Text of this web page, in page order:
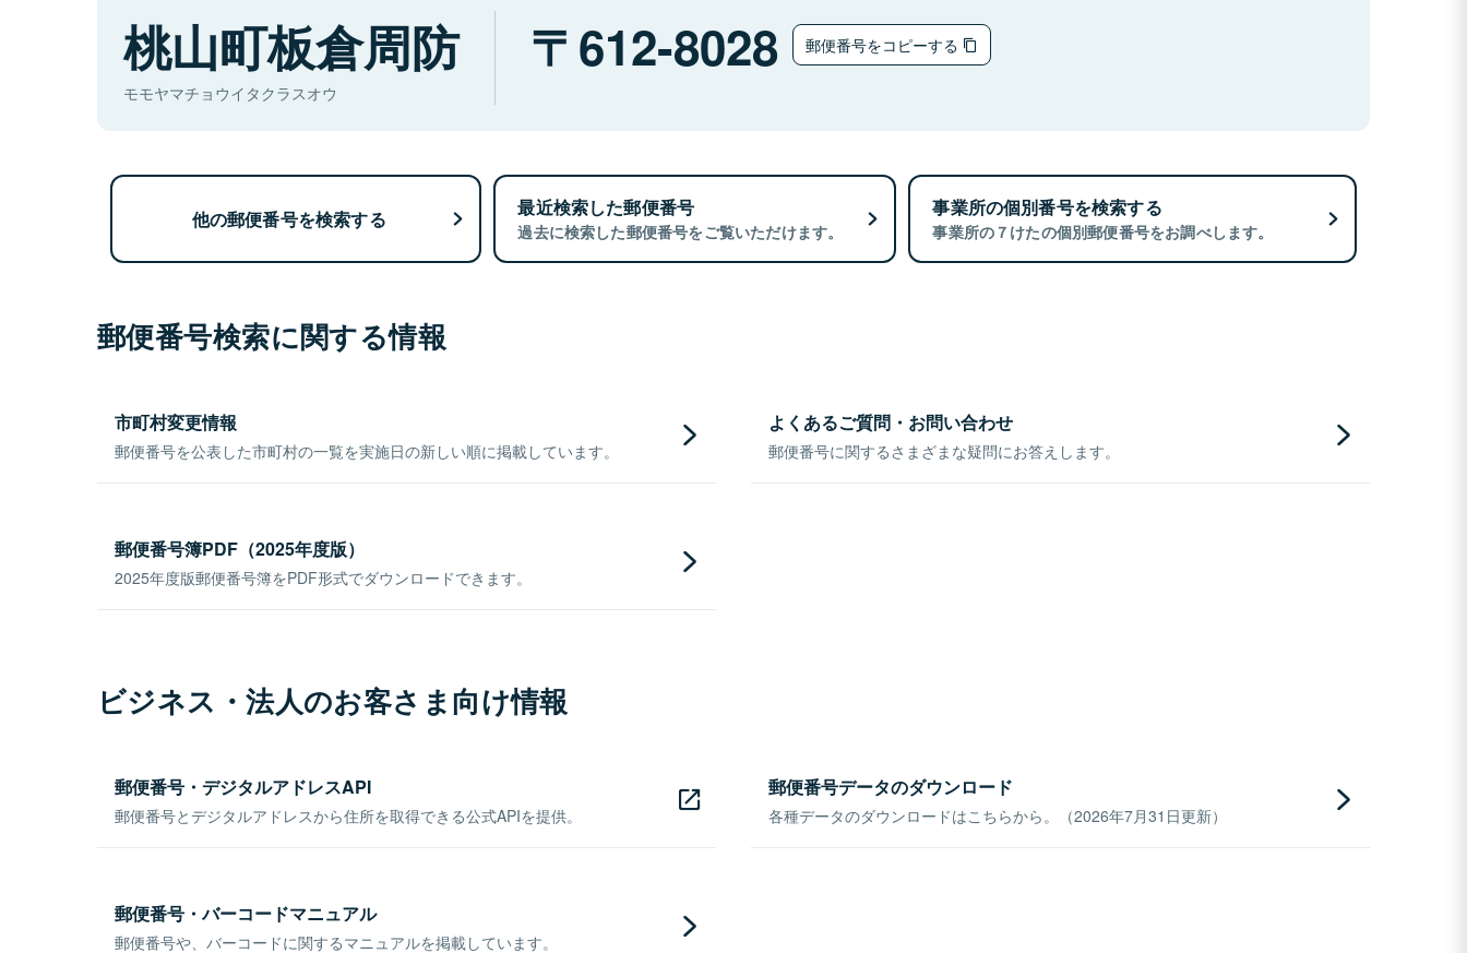
桃山町板倉周防
モモヤマチョウイタクラスオウ
612-8028 郵便番号をコピーする
他の郵便番号を検索する 最近検索した郵便番号
過去に検索した郵便番号をご覧いただけます。
事業所の個別番号を検索する
事業所の７けたの個別郵便番号をお調べします。
郵便番号検索に関する情報
市町村変更情報
郵便番号を公表した市町村の一覧を実施日の新しい順に掲載しています。
よくあるご質問・お問い合わせ
郵便番号に関するさまざまな疑問にお答えします。
郵便番号簿PDF（2025年度版）
2025年度版郵便番号簿をPDF形式でダウンロードできます。
ビジネス・法人のお客さま向け情報
郵便番号・デジタルアドレスAPI
郵便番号とデジタルアドレスから住所を取得できる公式APIを提供。
郵便番号データのダウンロード
各種データのダウンロードはこちらから。（2026年7月31日更新）
郵便番号・バーコードマニュアル
郵便番号や、バーコードに関するマニュアルを掲載しています。